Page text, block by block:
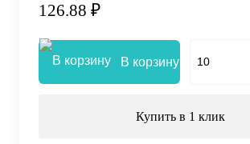
126.88 ₽
В корзину
Купить в 1 клик